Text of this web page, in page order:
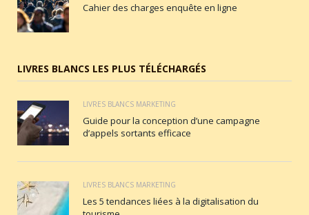
Cahier des charges enquête en ligne
LIVRES BLANCS LES PLUS TÉLÉCHARGÉS
LIVRES BLANCS MARKETING
Guide pour la conception d’une campagne
d’appels sortants efficace
LIVRES BLANCS MARKETING
Les 5 tendances liées à la digitalisation du